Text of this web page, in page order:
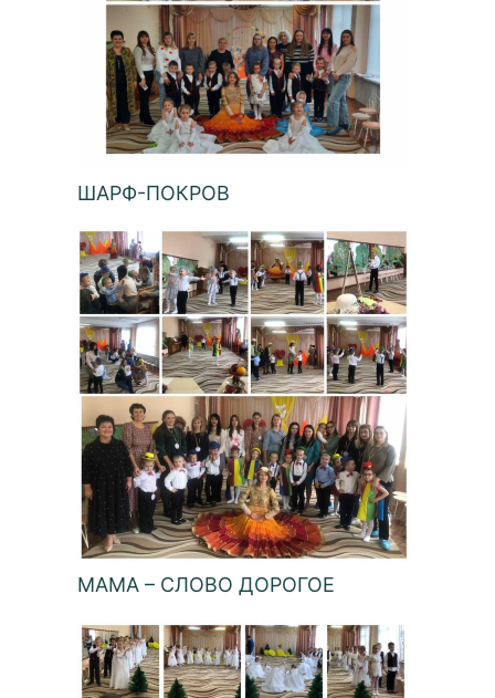
ШАРФ-ПОКРОВ
МАМА – СЛОВО ДОРОГОЕ